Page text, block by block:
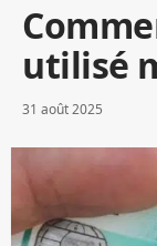
utilisé
31 août 2025